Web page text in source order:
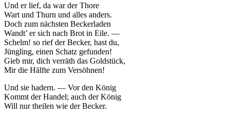
Und er lief, da war der Thore
Wart und Thurn und alles anders.
Doch zum nächsten Beckerladen
Wandt’ er sich nach Brot in Eile. —
Schelm! so rief der Becker, hast du,
Jüngling, einen Schatz gefunden!
Gieb mir, dich verräth das Goldstück,
Mir die Hälfte zum Versöhnen!
Und sie hadern. — Vor den König
Kommt der Handel; auch der König
Will nur theilen wie der Becker.